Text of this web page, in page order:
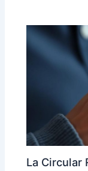
La Circular